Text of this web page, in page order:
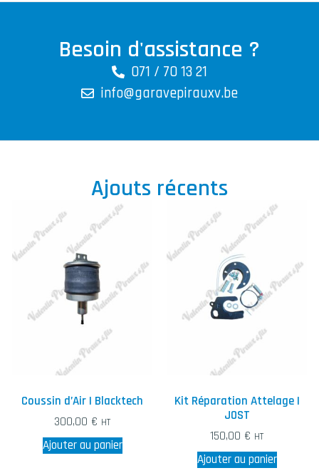
Besoin d'assistance ?
071 / 70 13 21
info@garavepirauxv.be
Ajouts récents
Coussin d’Air | Blacktech
300,00 € HT
Ajouter au panier
Kit Réparation Attelage |
JOST
150,00 € HT
Ajouter au panier